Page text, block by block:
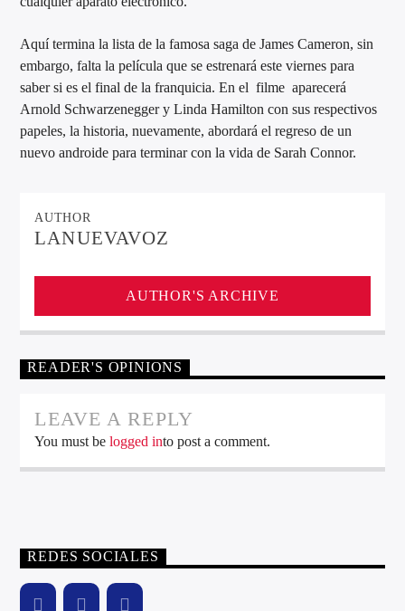
Aquí termina la lista de la famosa saga de James Cameron, sin
embargo, falta la película que se estrenará este viernes para
saber si es el final de la franquicia. En el filme aparecerá
Arnold Schwarzenegger y Linda Hamilton con sus respectivos
papeles, la historia, nuevamente, abordará el regreso de un
nuevo androide para terminar con la vida de Sarah Connor.
AUTHOR
LANUEVAVOZ
AUTHOR'S ARCHIVE
READER'S OPINIONS
LEAVE A REPLY
You must belogged into post a comment.
REDES SOCIALES